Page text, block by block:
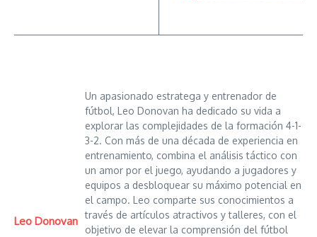
Leo Donovan
Un apasionado estratega y entrenador de
fútbol, Leo Donovan ha dedicado su vida a
explorar las complejidades de la formación 4-1-
3-2. Con más de una década de experiencia en
entrenamiento, combina el análisis táctico con
un amor por el juego, ayudando a jugadores y
equipos a desbloquear su máximo potencial en
el campo. Leo comparte sus conocimientos a
través de artículos atractivos y talleres, con el
objetivo de elevar la comprensión del fútbol